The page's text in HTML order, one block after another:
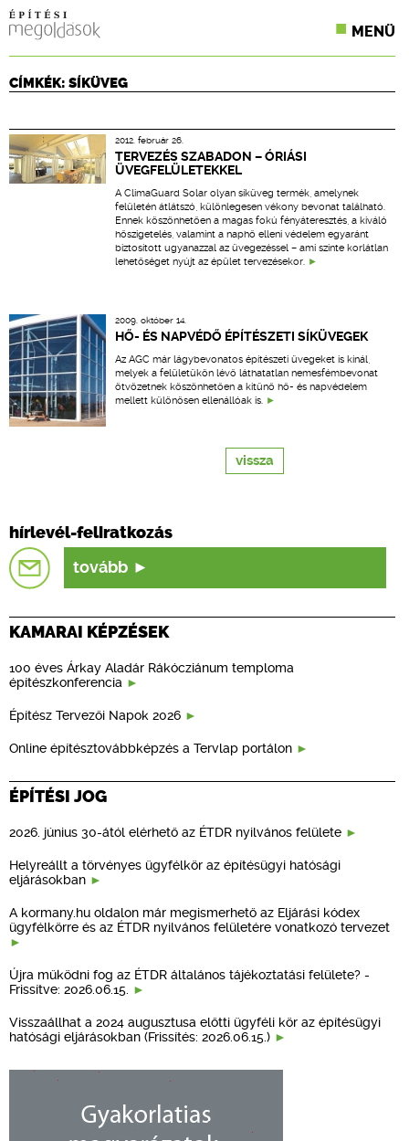
MENÜ
CPR TERMÉKKIÍRÁS
ÉPÍTÉSI JOG
ONLINE KÉPZÉSEK
TERVEZÉSI SEGÉDLETEK
CÍMKÉK: SÍKÜVEG
2012. február 26.
TERVEZÉS SZABADON – ÓRIÁSI
ÜVEGFELÜLETEKKEL
A ClimaGuard Solar olyan síküveg termék, amelynek
felületén átlátszó, különlegesen vékony bevonat található.
Ennek köszönhetően a magas fokú fényáteresztés, a kiváló
hőszigetelés, valamint a naphő elleni védelem egyaránt
biztosított ugyanazzal az üvegezéssel – ami szinte korlátlan
lehetőséget nyújt az épület tervezésekor.
2009. október 14.
HŐ- ÉS NAPVÉDŐ ÉPÍTÉSZETI SÍKÜVEGEK
Az AGC már lágybevonatos építészeti üvegeket is kínál,
melyek a felületükön lévő láthatatlan nemesfémbevonat
ötvözetnek köszönhetően a kitűnő hő- és napvédelem
mellett különösen ellenállóak is.
vissza
hírlevél-feliratkozás
tovább
KAMARAI KÉPZÉSEK
100 éves Árkay Aladár Rákócziánum temploma
építészkonferencia
Építész Tervezői Napok 2026
Online építésztovábbképzés a Tervlap portálon
ÉPÍTÉSI JOG
2026. június 30-ától elérhető az ÉTDR nyilvános felülete
Helyreállt a törvényes ügyfélkör az építésügyi hatósági
eljárásokban
A kormany.hu oldalon már megismerhető az Eljárási kódex
ügyfélkörre és az ÉTDR nyilvános felületére vonatkozó tervezet
Újra működni fog az ÉTDR általános tájékoztatási felülete? -
Frissítve: 2026.06.15.
Visszaállhat a 2024 augusztusa előtti ügyféli kör az építésügyi
hatósági eljárásokban (Frissítés: 2026.06.15.)